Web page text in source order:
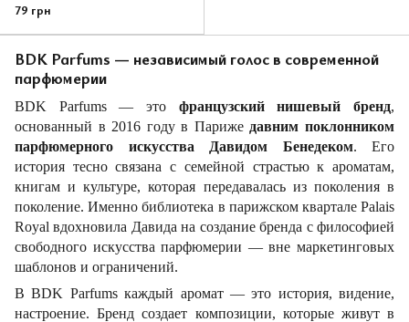
79 грн
BDK Parfums — независимый голос в современной
парфюмерии
BDK Parfums — это французский нишевый бренд,
основанный в 2016 году в Париже давним поклонником
парфюмерного искусства Давидом Бенедеком. Его
история тесно связана с семейной страстью к ароматам,
книгам и культуре, которая передавалась из поколения в
поколение. Именно библиотека в парижском квартале Palais
Royal вдохновила Давида на создание бренда с философией
свободного искусства парфюмерии — вне маркетинговых
шаблонов и ограничений.
В BDK Parfums каждый аромат — это история, видение,
настроение. Бренд создает композиции, которые живут в